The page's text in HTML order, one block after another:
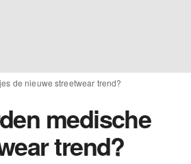
de nieuwe streetwear trend?
medische
trend?